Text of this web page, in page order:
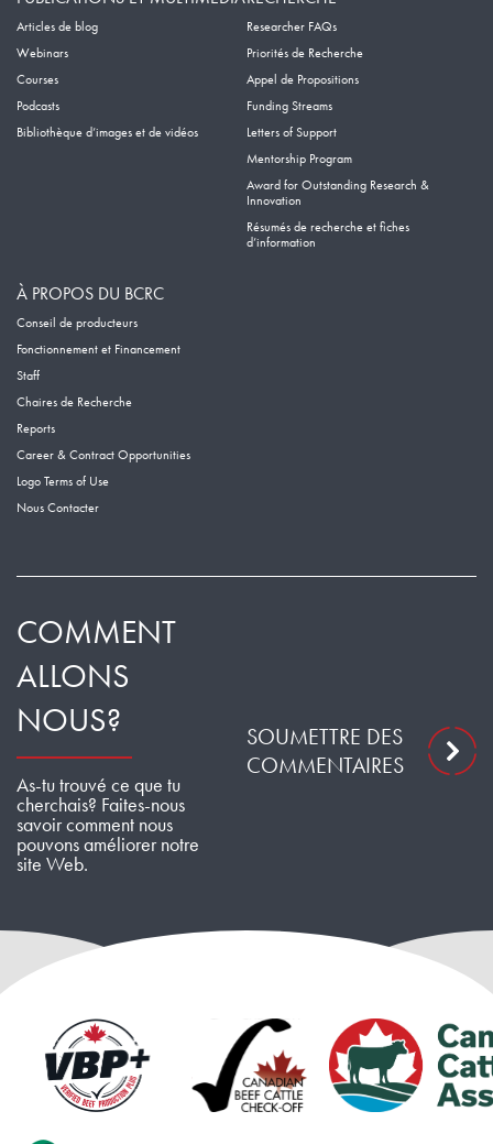
Articles de blog
Webinars
Courses
Podcasts
Bibliothèque d’images et de vidéos
Researcher FAQs
Priorités de Recherche
Appel de Propositions
Funding Streams
Letters of Support
Mentorship Program
Award for Outstanding Research &
Innovation
Résumés de recherche et fiches
d’information
À PROPOS DU BCRC
Conseil de producteurs
Fonctionnement et Financement
Staff
Chaires de Recherche
Reports
Career & Contract Opportunities
Logo Terms of Use
Nous Contacter
COMMENT
ALLONS
NOUS?
As-tu trouvé ce que tu
cherchais? Faites-nous
savoir comment nous
pouvons améliorer notre
site Web.
SOUMETTRE DES
COMMENTAIRES